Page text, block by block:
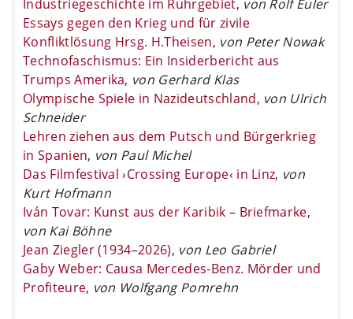
Industriegeschichte im Ruhrgebiet, von Rolf Euler
Essays gegen den Krieg und für zivile
Konfliktlösung Hrsg. H.Theisen, von Peter Nowak
Technofaschismus: Ein Insiderbericht aus
Trumps Amerika, von Gerhard Klas
Olympische Spiele in Nazideutschland, von Ulrich
Schneider
Lehren ziehen aus dem Putsch und Bürgerkrieg
in Spanien, von Paul Michel
Das Filmfestival ›Crossing Europe‹ in Linz, von
Kurt Hofmann
Iván Tovar: Kunst aus der Karibik – Briefmarke,
von Kai Böhne
Jean Ziegler (1934–2026), von Leo Gabriel
Gaby Weber: Causa Mercedes-Benz. Mörder und
Profiteure, von Wolfgang Pomrehn